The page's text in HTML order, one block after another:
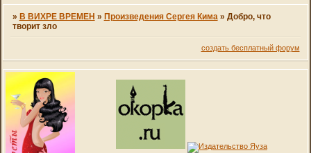
» В ВИХРЕ ВРЕМЕН » Произведения Сергея Кима » Добро, что
творит зло
создать бесплатный форум